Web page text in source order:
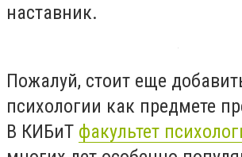
наставник.
Пожалуй, стоит еще
психологии как предмете
В КИБиТ факультет